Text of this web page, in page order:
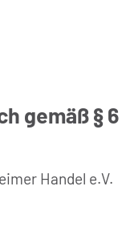
gemäß § 6
Handel e.V.